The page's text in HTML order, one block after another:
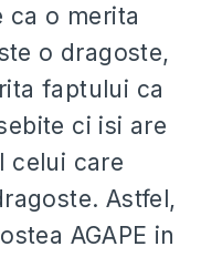
ca o merita
o dragoste,
faptului ca
ci isi are
celui care
Astfel,
AGAPE in